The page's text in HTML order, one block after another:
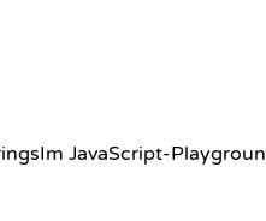
Im JavaScript-